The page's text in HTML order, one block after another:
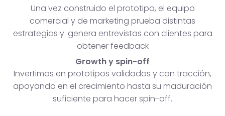
Una vez construido el prototipo, el equipo
comercial y de marketing prueba distintas
estrategias y. genera entrevistas con clientes para
obtener feedback
Growth y spin-off
Invertimos en prototipos validados y con tracción,
apoyando en el crecimiento hasta su maduración
suficiente para hacer spin-off.